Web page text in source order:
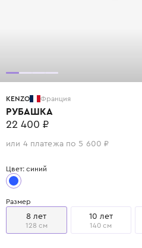
KENZO Франция
РУБАШКА
22 400 ₽
или 4 платежа по 5 600 ₽
Цвет: синий
Размер
8 лет
128 см
10 лет
140 см